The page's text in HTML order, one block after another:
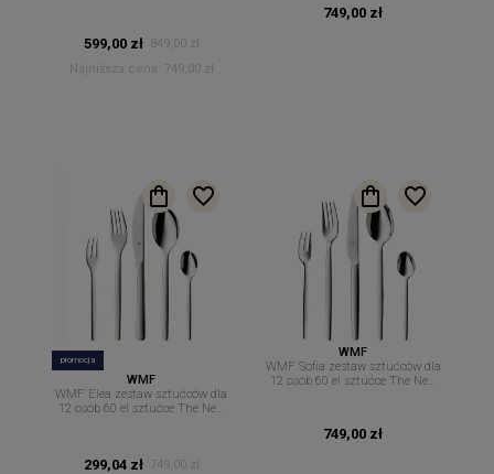
599,00 zł 849,00 zł
Najniższa cena:
749,00 zł
749,00 zł
promocja
WMF
WMF Elea zestaw sztućców dla
12 osób 60 el sztućce The New
299,04 zł
749,00 zł
WMF
WMF Sofia zestaw sztućców dla
12 osób 60 el sztućce The New
749,00 zł